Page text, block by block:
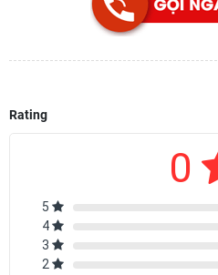
Rating
0
5
4
3
2